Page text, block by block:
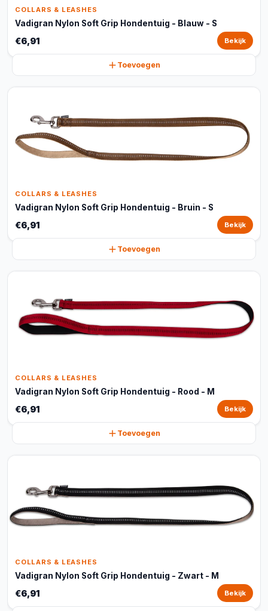
COLLARS & LEASHES
Vadigran Nylon Soft Grip Hondentuig - Blauw - S
€6,91 Bekijk
Toevoegen
COLLARS & LEASHES
Vadigran Nylon Soft Grip Hondentuig - Bruin - S
€6,91 Bekijk
Toevoegen
COLLARS & LEASHES
Vadigran Nylon Soft Grip Hondentuig - Rood - M
€6,91 Bekijk
Toevoegen
COLLARS & LEASHES
Vadigran Nylon Soft Grip Hondentuig - Zwart - M
€6,91 Bekijk